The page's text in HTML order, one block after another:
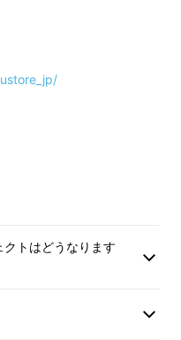
クリーナー
き話題に！
トはどうなります